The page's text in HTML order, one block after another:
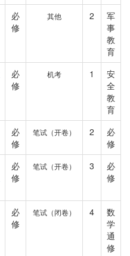
必
修
其他 2
军
事
教
育
必
修
机考 1
安
全
教
育
必
修
笔试（开卷） 2
必
修
必
修
笔试（开卷） 3
必
修
必
修
笔试（闭卷） 4
数
学
通
修